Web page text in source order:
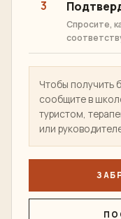
ПОПУЛЯРНЫЕ
1
Выберите
2 Даты
Расписание
запросу.
3
Спросите,